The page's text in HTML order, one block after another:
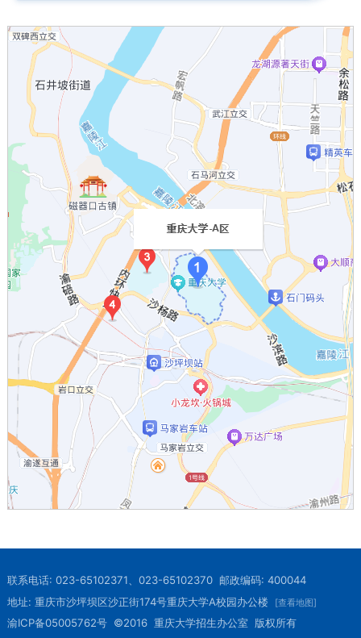
联系电话: 023-65102371、023-65102370 邮政编码: 400044
地址: 重庆市沙坪坝区沙正街174号重庆大学A校园办公楼
[查看地图]
渝ICP备05005762号 ©2016 重庆大学招生办公室 版权所有